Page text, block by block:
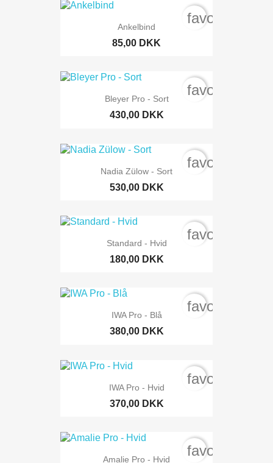
Ankelbind
85,00 DKK
Bleyer Pro - Sort
430,00 DKK
Nadia Zülow - Sort
530,00 DKK
Standard - Hvid
180,00 DKK
IWA Pro - Blå
380,00 DKK
IWA Pro - Hvid
370,00 DKK
Amalie Pro - Hvid